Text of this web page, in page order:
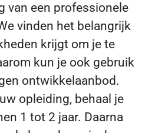
van een professionele
vinden het belangrijk
krijgt om je te
kun je ook gebruik
ontwikkelaanbod.
opleiding, behaal je
1 tot 2 jaar. Daarna